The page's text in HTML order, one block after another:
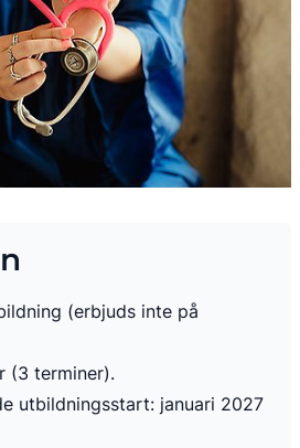
(erbjuds inte på
(3 terminer).
utbildningsstart: januari 2027